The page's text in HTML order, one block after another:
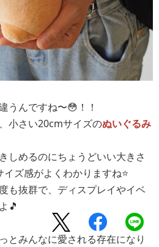
うんですね〜😳！！
小さい20cmサイズのぬいぐるみ
しめるのにちょうどいい大きさ
ズ感がよくわかりますね⭐️
も抜群で、ディスプレイやイベ
🎵
とみんなに愛される存在になり